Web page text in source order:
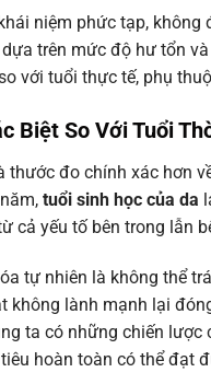
niệm phức tạp, không
trên mức độ hư tổn
với tuổi thực tế, phụ
Biệt So Với Tuổi
thước đo chính xác hơn
tuổi sinh học của da
cả yếu tố bên trong lẫn
tự nhiên là không thể
không lành mạnh lại
ta có những chiến
hoàn toàn có thể đạt